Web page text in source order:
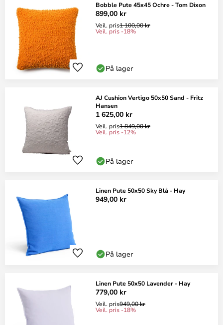
Bobble Pute 45x45 Ochre - Tom Dixon
899,00 kr
Veil. pris1 100,00 kr
Veil. pris -18%
På lager
AJ Cushion Vertigo 50x50 Sand - Fritz
Hansen
1 625,00 kr
Veil. pris1 849,00 kr
Veil. pris -12%
På lager
Linen Pute 50x50 Sky Blå - Hay
949,00 kr
På lager
Linen Pute 50x50 Lavender - Hay
779,00 kr
Veil. pris949,00 kr
Veil. pris -18%